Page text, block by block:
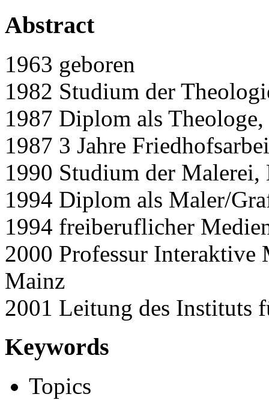
Abstract
1963 geboren
1982 Studium der
1987 Diplom als
1987 3 Jahre
1990 Studium der
1994 Diplom als Maler/
1994 freiberuflicher
2000 Professur Interaktive
Mainz
2001 Leitung des Instituts
Keywords
Topics